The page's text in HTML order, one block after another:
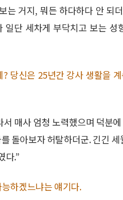
는 거지, 뭐든 하다하다 안 되
일단 세차게 부닥치고 보는 성
당신은 25년간 강사 생활을
매사 엄청 노력했으며 덕분
돌아보자 허탈하더군. 긴긴
다.”
하겠느냐는 얘기다.